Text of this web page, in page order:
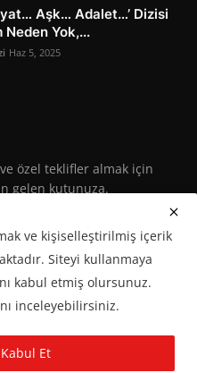
Aşk… Adalet…’ Dizisi
Neden Yok,...
Haz 5, 2025
özel teklifler almak için
gelen kutunuza.
Abone Ol
ve kişiselleştirilmiş içerik
Siteyi kullanmaya
kabul etmiş olursunuz.
inceleyebilirsiniz.
Et